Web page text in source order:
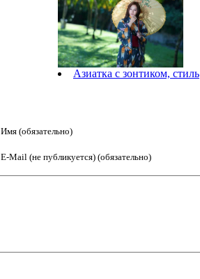
Азиатка с зонтиком, стиль
Имя (обязательно)
E-Mail (не публикуется) (обязательно)